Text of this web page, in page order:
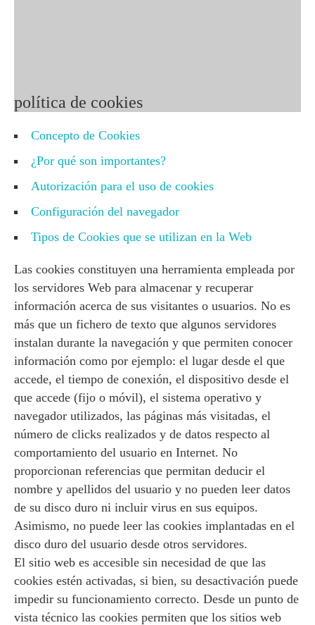
política de cookies
Concepto de Cookies
¿Por qué son importantes?
Autorización para el uso de cookies
Configuración del navegador
Tipos de Cookies que se utilizan en la Web
Las cookies constituyen una herramienta empleada por
los servidores Web para almacenar y recuperar
información acerca de sus visitantes o usuarios. No es
más que un fichero de texto que algunos servidores
instalan durante la navegación y que permiten conocer
información como por ejemplo: el lugar desde el que
accede, el tiempo de conexión, el dispositivo desde el
que accede (fijo o móvil), el sistema operativo y
navegador utilizados, las páginas más visitadas, el
número de clicks realizados y de datos respecto al
comportamiento del usuario en Internet. No
proporcionan referencias que permitan deducir el
nombre y apellidos del usuario y no pueden leer datos
de su disco duro ni incluir virus en sus equipos.
Asimismo, no puede leer las cookies implantadas en el
disco duro del usuario desde otros servidores.
El sitio web es accesible sin necesidad de que las
cookies estén activadas, si bien, su desactivación puede
impedir su funcionamiento correcto. Desde un punto de
vista técnico las cookies permiten que los sitios web